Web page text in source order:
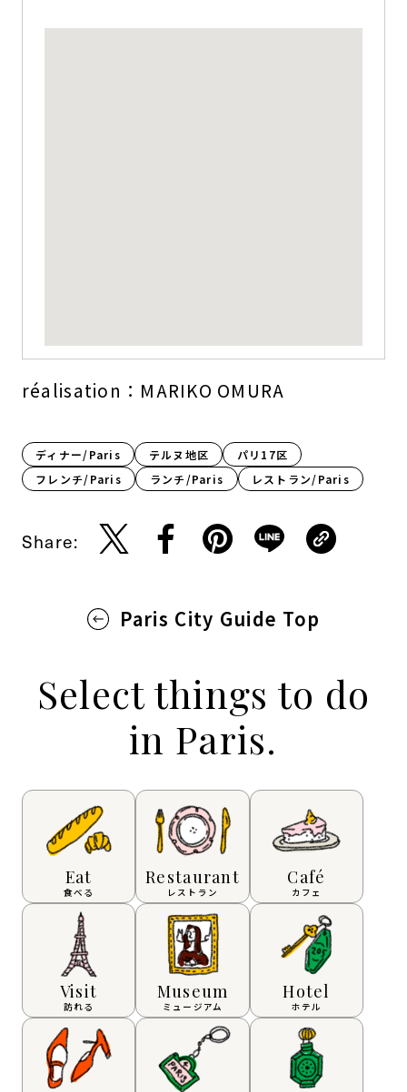
réalisation：MARIKO OMURA
ディナー/Paris テルヌ地区
パリ17区
フレンチ/Paris
ランチ/Paris レストラン/Paris
Share:
Paris City Guide Top
Select things to do
in Paris.
Eat
食べる
Restaurant
レストラン
Café
カフェ
Visit
訪れる
Museum
ミュージアム
Hotel
ホテル